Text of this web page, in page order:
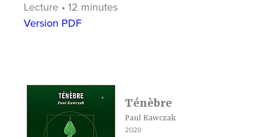
Lecture • 12 minutes
Version PDF
Ténèbre
Paul Kawczak
2020